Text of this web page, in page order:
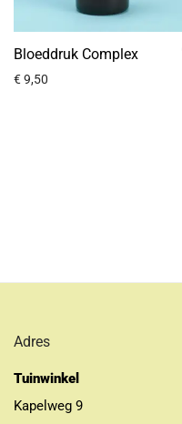
Bloeddruk Complex
€9,50
Adres
Tuinwinkel
Kapelweg 9